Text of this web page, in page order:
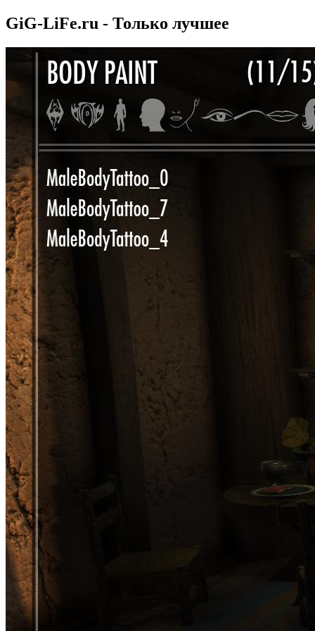
GiG-LiFe.ru - Только лучшее